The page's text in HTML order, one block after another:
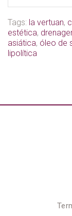
Tags: la vertuan,
estética,
asiática, óleo de
lipolítica